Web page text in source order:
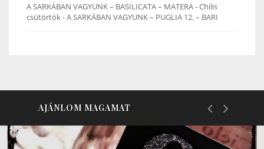
A SARKÁBAN VAGYUNK – BASILICATA – MATERA - Chilis
csütörtök-A SARKÁBAN VAGYUNK – PUGLIA 12. – BARI
AJÁNLOM MAGAMAT